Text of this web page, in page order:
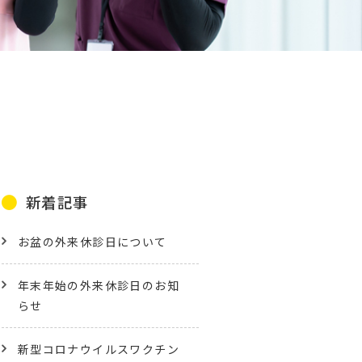
新着記事
お盆の外来休診日について
年末年始の外来休診日のお知
らせ
新型コロナウイルスワクチン